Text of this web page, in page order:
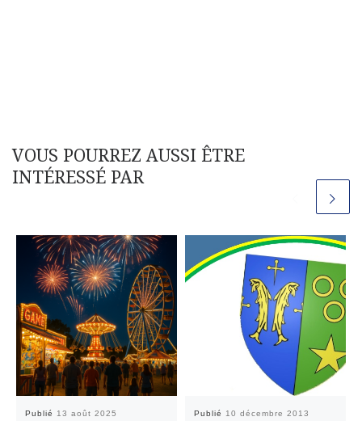
VOUS POURREZ AUSSI ÊTRE
INTÉRESSÉ PAR
Publié 13 août 2025 Publié 10 décembre 2013